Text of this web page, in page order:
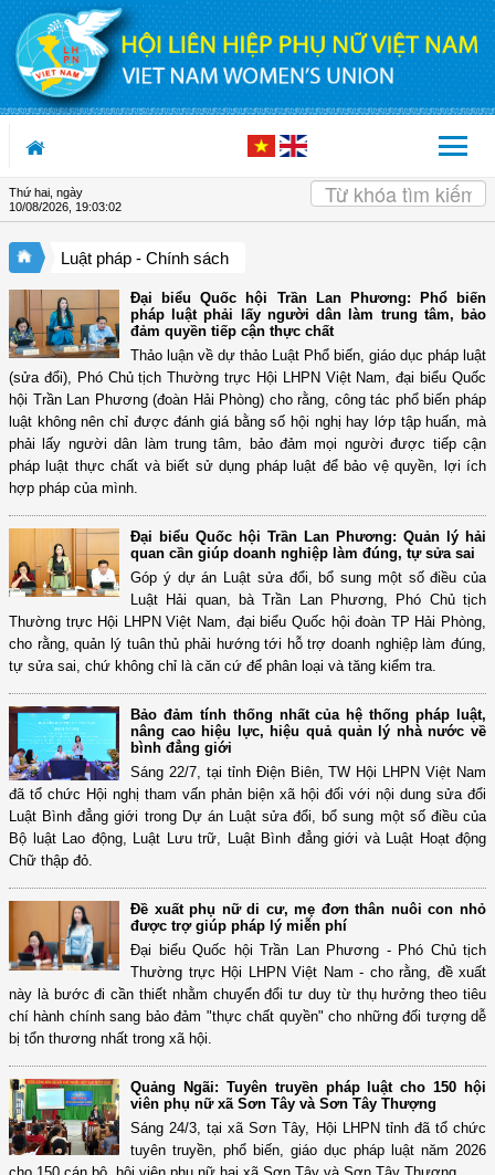
Truy cập nội dung luôn
Thứ hai, ngày
10/08/2026, 19:03:03
Luật pháp - Chính sách
Đại biểu Quốc hội Trần Lan Phương: Phổ biến
pháp luật phải lấy người dân làm trung tâm, bảo
đảm quyền tiếp cận thực chất
Thảo luận về dự thảo Luật Phổ biến, giáo dục pháp luật
(sửa đổi), Phó Chủ tịch Thường trực Hội LHPN Việt Nam, đại biểu Quốc
hội Trần Lan Phương (đoàn Hải Phòng) cho rằng, công tác phổ biến pháp
luật không nên chỉ được đánh giá bằng số hội nghị hay lớp tập huấn, mà
phải lấy người dân làm trung tâm, bảo đảm mọi người được tiếp cận
pháp luật thực chất và biết sử dụng pháp luật để bảo vệ quyền, lợi ích
hợp pháp của mình.
Đại biểu Quốc hội Trần Lan Phương: Quản lý hải
quan cần giúp doanh nghiệp làm đúng, tự sửa sai
Góp ý dự án Luật sửa đổi, bổ sung một số điều của
Luật Hải quan, bà Trần Lan Phương, Phó Chủ tịch
Thường trực Hội LHPN Việt Nam, đại biểu Quốc hội đoàn TP Hải Phòng,
cho rằng, quản lý tuân thủ phải hướng tới hỗ trợ doanh nghiệp làm đúng,
tự sửa sai, chứ không chỉ là căn cứ để phân loại và tăng kiểm tra.
Bảo đảm tính thống nhất của hệ thống pháp luật,
nâng cao hiệu lực, hiệu quả quản lý nhà nước về
bình đẳng giới
Sáng 22/7, tại tỉnh Điện Biên, TW Hội LHPN Việt Nam
đã tổ chức Hội nghị tham vấn phản biện xã hội đối với nội dung sửa đổi
Luật Bình đẳng giới trong Dự án Luật sửa đổi, bổ sung một số điều của
Bộ luật Lao động, Luật Lưu trữ, Luật Bình đẳng giới và Luật Hoạt động
Chữ thập đỏ.
Đề xuất phụ nữ di cư, mẹ đơn thân nuôi con nhỏ
được trợ giúp pháp lý miễn phí
Đại biểu Quốc hội Trần Lan Phương - Phó Chủ tịch
Thường trực Hội LHPN Việt Nam - cho rằng, đề xuất
này là bước đi cần thiết nhằm chuyển đổi tư duy từ thụ hưởng theo tiêu
chí hành chính sang bảo đảm "thực chất quyền" cho những đối tượng dễ
bị tổn thương nhất trong xã hội.
Quảng Ngãi: Tuyên truyền pháp luật cho 150 hội
viên phụ nữ xã Sơn Tây và Sơn Tây Thượng
Sáng 24/3, tại xã Sơn Tây, Hội LHPN tỉnh đã tổ chức
tuyên truyền, phổ biến, giáo dục pháp luật năm 2026